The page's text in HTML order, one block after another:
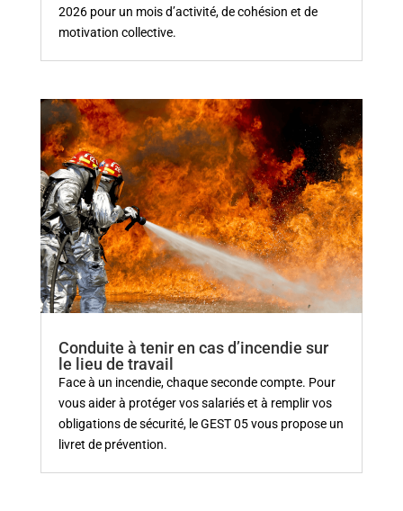
2026 pour un mois d’activité, de cohésion et de
motivation collective.
Conduite à tenir en cas d’incendie sur
le lieu de travail
Face à un incendie, chaque seconde compte. Pour
vous aider à protéger vos salariés et à remplir vos
obligations de sécurité, le GEST 05 vous propose un
livret de prévention.